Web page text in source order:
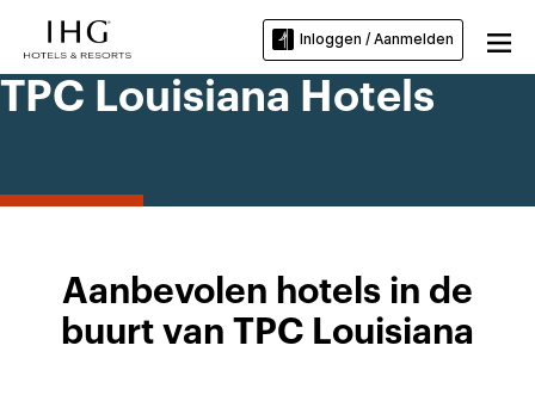
Inloggen / Aanmelden
TPC Louisiana Hotels
Aanbevolen hotels in de
buurt van TPC Louisiana